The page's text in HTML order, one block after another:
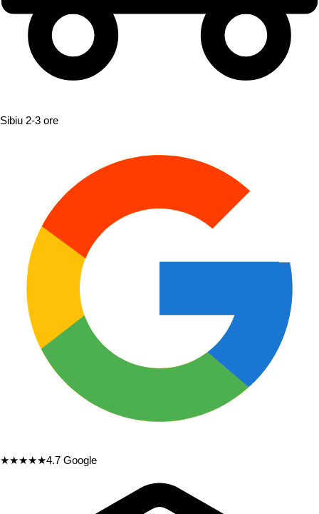
Sibiu 2-3 ore
★★★★★4.7 Google